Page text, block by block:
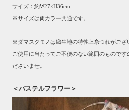
サイズ：約W27×H36cm
※サイズは両カラー共通です。
※ダマスクモノは織生地の特性上糸つれがござ
ご使用に当たってご不便のない範囲のものです
ださいませ。
＜パステルフラワー＞